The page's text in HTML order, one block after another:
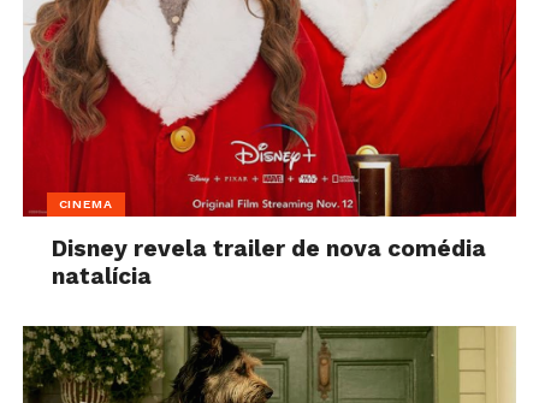
CINEMA
Disney revela trailer de nova comédia
natalícia